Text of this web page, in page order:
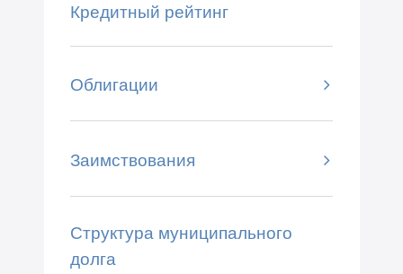
Кредитный рейтинг
Облигации
Заимствования
Структура муниципального
долга